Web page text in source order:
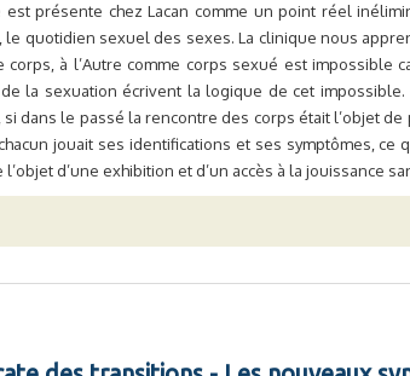
présente chez Lacan comme un point réel
le quotidien sexuel des sexes. La clinique nous
corps, à l’Autre comme corps sexué est impossible
la sexuation écrivent la logique de cet
dans le passé la rencontre des corps était l’objet de
jouait ses identifications et ses symptômes, ce
d’une exhibition et d’un accès à la jouissance